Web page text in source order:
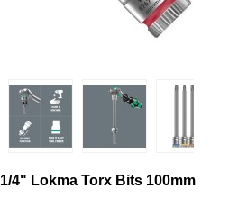
4" Lokma Torx Bits 100mm